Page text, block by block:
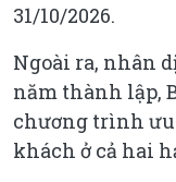
31/10/2026.
Ngoài ra, nhân
năm thành lập,
chương trình ưu
khách ở cả hai